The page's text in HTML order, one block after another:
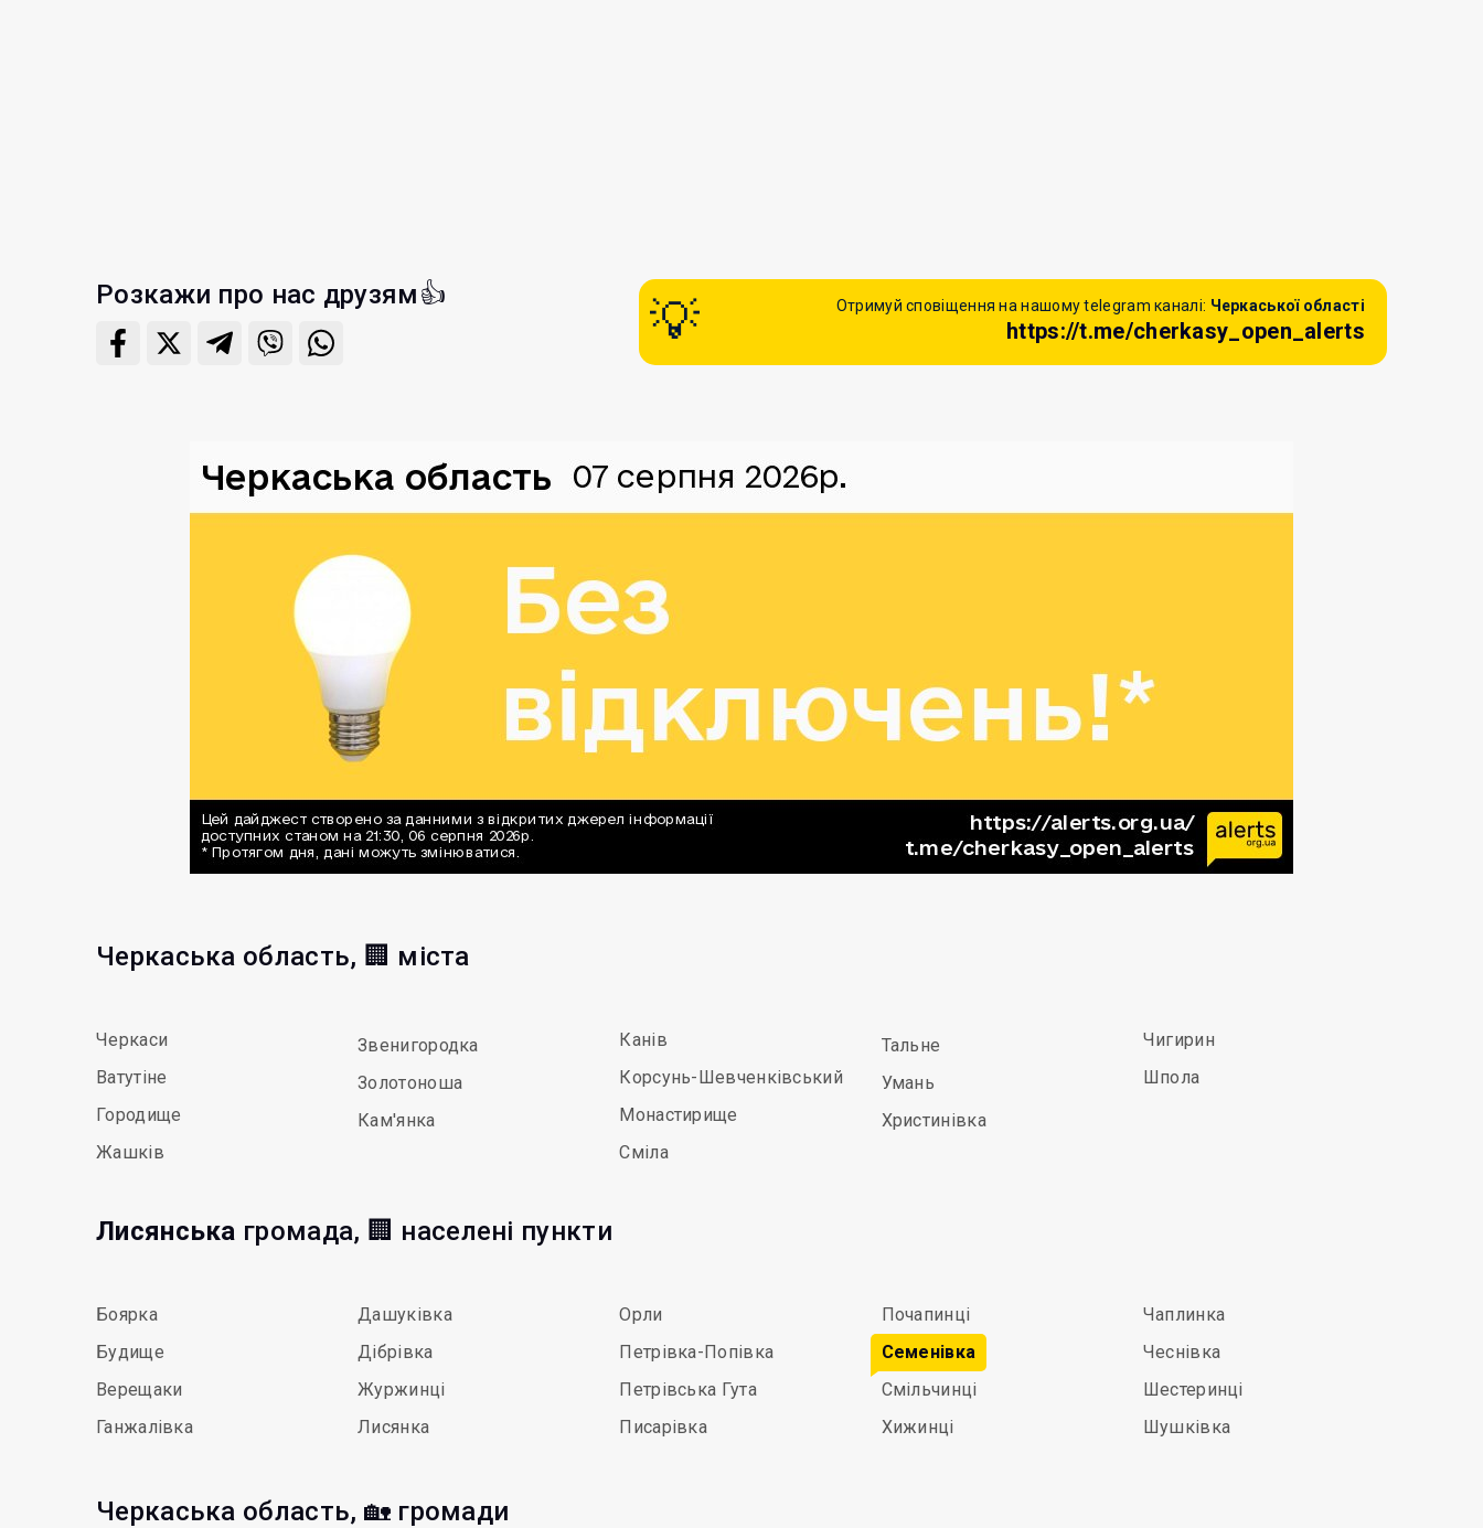
Розкажи про нас друзям👍 Отримуй сповіщення на нашому telegram каналі: Черкаської області
https://t.me/cherkasy_open_alerts
Черкаська область, 🏢 міста
Черкаси
Ватутіне
Городище
Жашків
Звенигородка
Золотоноша
Кам'янка
Канів
Корсунь-Шевченківський
Монастирище
Сміла
Тальне
Умань
Христинівка
Чигирин
Шпола
Лисянська громада, 🏢 населені пункти
Боярка
Будище
Верещаки
Ганжалівка
Дашуківка
Дібрівка
Журжинці
Лисянка
Орли
Петрівка-Попівка
Петрівська Гута
Писарівка
Почапинці
Семенівка
Смільчинці
Хижинці
Чаплинка
Чеснівка
Шестеринці
Шушківка
Черкаська область, 🏡 громади